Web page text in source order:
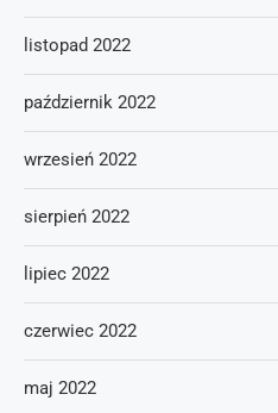
listopad 2022
październik 2022
wrzesień 2022
sierpień 2022
lipiec 2022
czerwiec 2022
maj 2022